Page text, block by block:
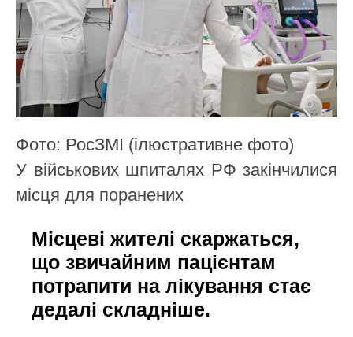
Фото: РосЗМІ (ілюстративне фото)
У військових шпиталях РФ закінчилися
місця для поранених
Місцеві жителі скаржаться,
що звичайним пацієнтам
потрапити на лікування стає
дедалі складніше.